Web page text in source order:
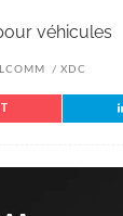
véhicules
XDC